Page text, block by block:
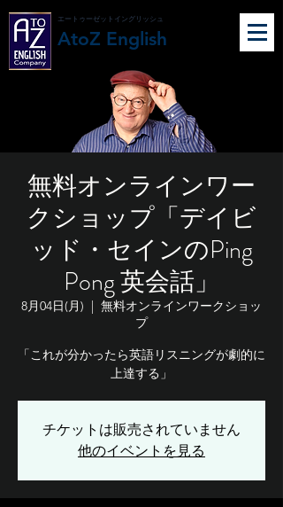
AtoZ English
エートゥーゼットイングリッシュ
無料オンラインワー
クショップ「デイビ
ッド・セインのPing
Pong 英会話」
8月04日(月)
  |
無料オンラインワークショッ
プ
「これが分かったら英語リスニングが劇的に
上達する」
チケットは販売されていません
他のイベントを見る